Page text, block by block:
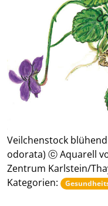
Veilchenstock
odorata) ⓒ Aquarell
Zentrum Karlstein/
Kategorien: